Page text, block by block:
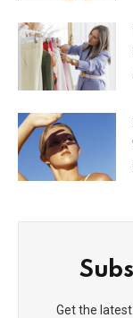
Get the